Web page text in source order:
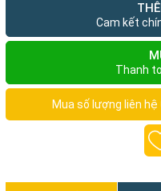
Cam kết
Thanh
Mua số lượng liên hệ